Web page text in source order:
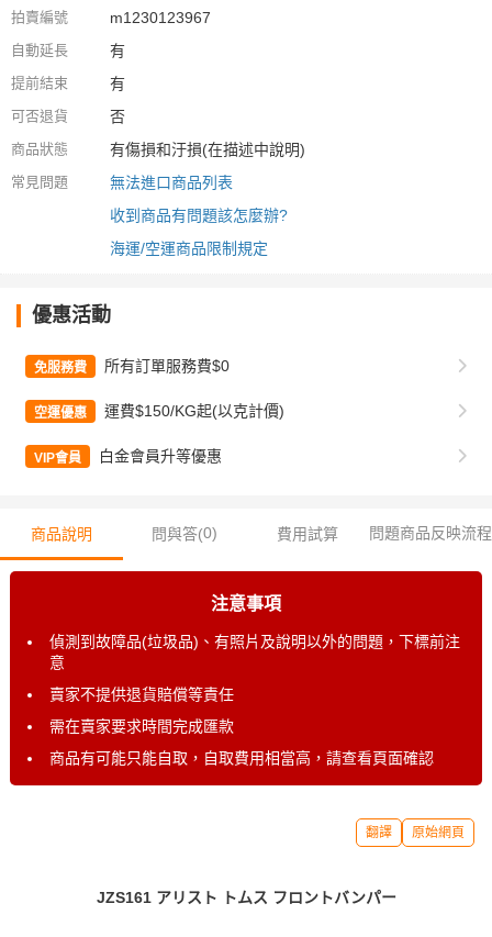
拍賣編號 m1230123967
自動延長 有
提前結束 有
可否退貨 否
商品狀態 有傷損和汙損(在描述中說明)
常見問題
無法進口商品列表
收到商品有問題該怎麼辦?
海運/空運商品限制規定
優惠活動
免服務費 所有訂單服務費$0
空運優惠 運費$150/KG起(以克計價)
VIP會員 白金會員升等優惠
商品說明 問與答(0) 費用試算 問題商品反映流程
注意事項
偵測到故障品(垃圾品)、有照片及說明以外的問題，下標前注
意
賣家不提供退貨賠償等責任
需在賣家要求時間完成匯款
商品有可能只能自取，自取費用相當高，請查看頁面確認
翻譯 原始網頁
JZS161 アリスト トムス フロントバンパー